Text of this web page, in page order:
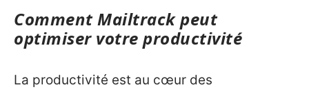
Comment Mailtrack peut
optimiser votre productivité
La productivité est au cœur des